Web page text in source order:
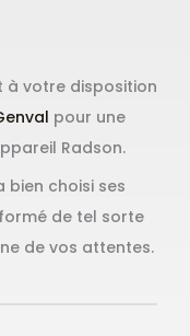
à votre disposition
pour une
Radson.
bien choisi ses
de tel sorte
de vos attentes.